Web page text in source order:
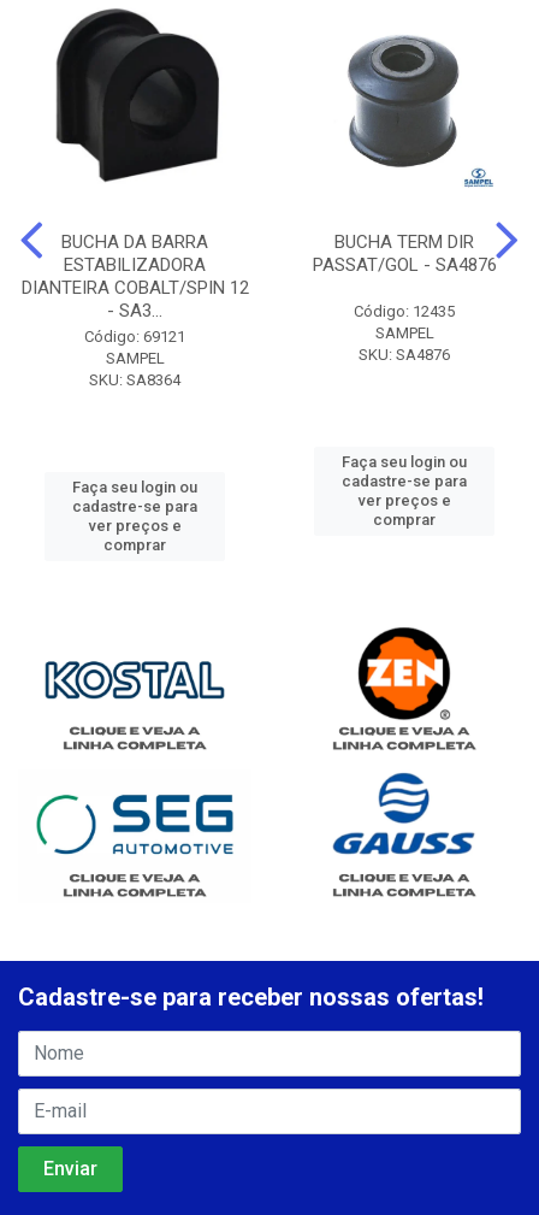
BUCHA DA BARRA
ESTABILIZADORA
DIANTEIRA COBALT/SPIN 12
- SA3...
Código: 69121
SAMPEL
SKU: SA8364
Faça seu login ou
cadastre-se para
ver preços e
comprar
BUCHA TERM DIR
PASSAT/GOL - SA4876
Código: 12435
SAMPEL
SKU: SA4876
Faça seu login ou
cadastre-se para
ver preços e
comprar
Cadastre-se para receber nossas ofertas!